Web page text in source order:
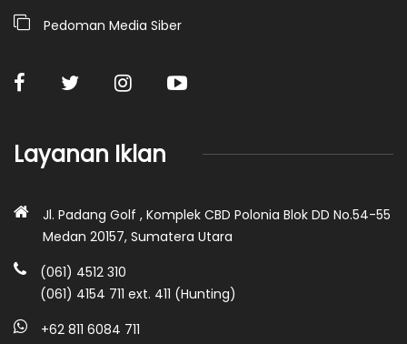
Pedoman Media Siber
Layanan Iklan
Jl. Padang Golf , Komplek CBD Polonia Blok DD No.54-55
Medan 20157, Sumatera Utara
(061) 4512 310
(061) 4154 711 ext. 411 (Hunting)
+62 811 6084 711